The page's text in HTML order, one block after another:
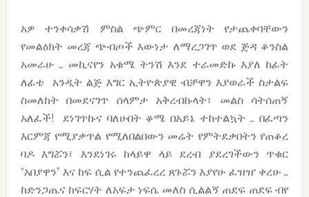
አዎ ተንቀሳቃሽ ምስል ጭምር በመረጃነት የታጨቀባቸውን
የመልዕክት መረጃ ጭብጦች እውነታ ለማረጋገጥ ወደ ጅዳ ቆንስል
አመራሁ … መኪናየን አቁሜ ትንሽ እንደ ተራመድኩ እያለ ከፊት
ለፊቴ አንዲት ልጅ እግር ኢትዮጵያዊ ብቻዋን እያወራች ስታልፍ
ስመለከት በመደናገጥ ሰላምታ አቅረብኩላት፣ መልስ ሳትሰጠኝ
አለፈች! ደነገጥኩና ባለሁበት ቆሜ በአይኔ ተከተልኳት … በፈጣን
እርምጃ የሚያቃጥል የሚለበልበውን መሬት የምትደቃበትን የጠቆረ
ባዶ እግሯን፣ እንደነገሩ ከላይዋ ላይ ደረብ ያደረገችውን ጥቁር
“አበያዋን” እና ከፍ ሲል የተንጨፈረረ ጸጉሯን እያየሁ ፈዝዠ ቀረሁ …
ከድንጋጤና ከፍርሃት ለአፍታ ነፍሴ መለስ ሲልልኝ ጠደፍ ጠደፍ ብየ